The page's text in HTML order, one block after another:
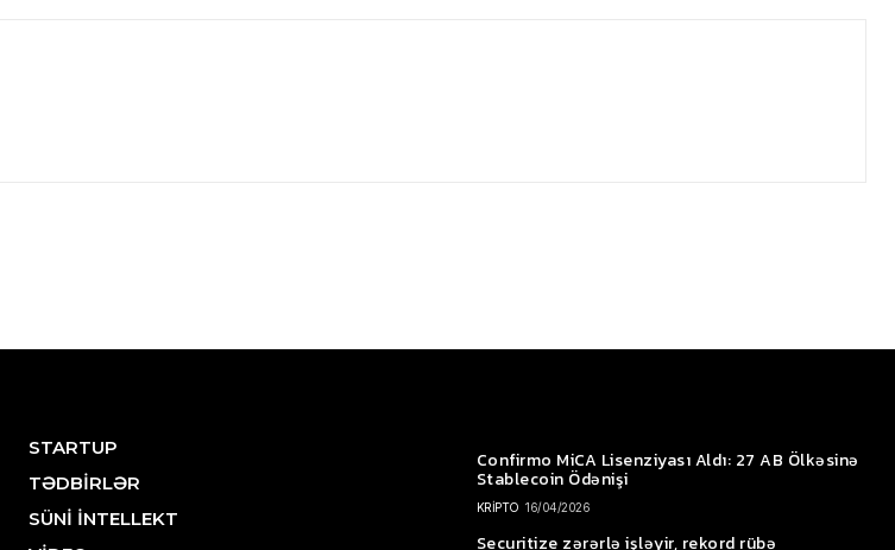
STARTUP
TƏDBİRLƏR
SÜNİ İNTELLEKT
Confirmo MiCA Lisenziyası Aldı: 27 AB Ölkəsinə
Stablecoin Ödənişi
KRİPTO 16/04/2026
Securitize zərərlə işləyir, rekord rübə